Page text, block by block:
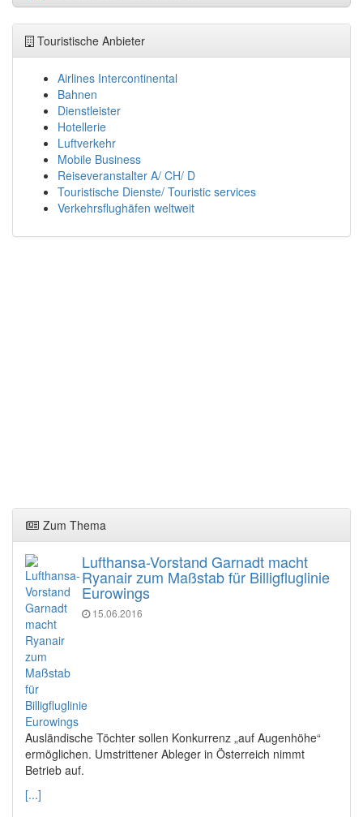
Touristische Anbieter
Airlines Intercontinental
Bahnen
Dienstleister
Hotellerie
Luftverkehr
Mobile Business
Reiseveranstalter A/ CH/ D
Touristische Dienste/ Touristic services
Verkehrsflughäfen weltweit
Zum Thema
Lufthansa-Vorstand Garnadt macht
Ryanair zum Maßstab für Billigfluglinie
Eurowings
15.06.2016
Ausländische Töchter sollen Konkurrenz „auf Augenhöhe“
ermöglichen. Umstrittener Ableger in Österreich nimmt
Betrieb auf.
[...]